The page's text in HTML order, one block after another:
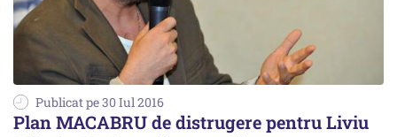
Publicat pe 30 Iul 2016
Plan MACABRU de distrugere pentru Liviu